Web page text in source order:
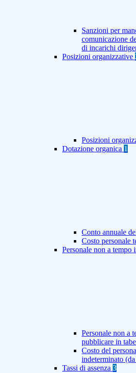
Sanzioni per
comunicazione
di incarichi
Posizioni organizzative
Posizioni
Dotazione organica 1
Conto annuale
Costo personale
Personale non a tempo
Personale non a
pubblicare in
Costo del
indeterminato
Tassi di assenza 3